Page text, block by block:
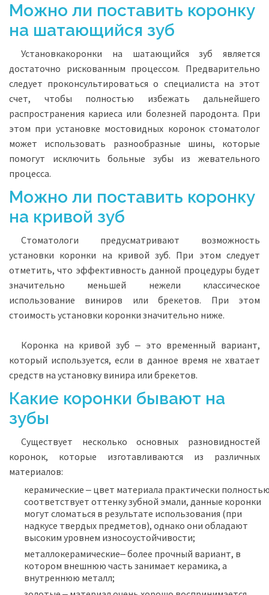
Можно ли поставить коронку
на шатающийся зуб
Установкакоронки на шатающийся зуб является
достаточно рискованным процессом. Предварительно
следует проконсультироваться о специалиста на этот
счет, чтобы полностью избежать дальнейшего
распространения кариеса или болезней пародонта. При
этом при установке мостовидных коронок стоматолог
может использовать разнообразные шины, которые
помогут исключить больные зубы из жевательного
процесса.
Можно ли поставить коронку
на кривой зуб
Стоматологи предусматривают возможность
установки коронки на кривой зуб. При этом следует
отметить, что эффективность данной процедуры будет
значительно меньшей нежели классическое
использование виниров или брекетов. При этом
стоимость установки коронки значительно ниже.
Коронка на кривой зуб ‒ это временный вариант,
который используется, если в данное время не хватает
средств на установку винира или брекетов.
Какие коронки бывают на
зубы
Существует несколько основных разновидностей
коронок, которые изготавливаются из различных
материалов:
керамические ‒ цвет материала практически
соответствует оттенку зубной эмали, данные коронки
могут сломаться в результате использования (при
надкусе твердых предметов), однако они обладают
высоким уровнем износоустойчивости;
металлокерамические‒ более прочный вариант, в
котором внешнюю часть занимает керамика, а
внутреннюю металл;